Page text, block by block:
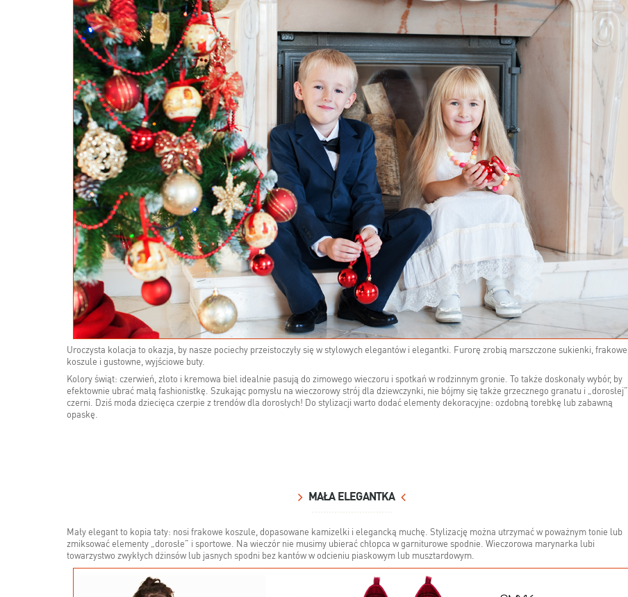
Uroczysta kolacja to okazja, by nasze pociechy przeistoczyły się w stylowych elegantów i elegantki. Furorę zrobią marszczone sukienki, frakowe
koszule i gustowne, wyjściowe buty.
Kolory świąt: czerwień, złoto i kremowa biel idealnie pasują do zimowego wieczoru i spotkań w rodzinnym gronie. To także doskonały wybór, by
efektownie ubrać małą fashionistkę. Szukając pomysłu na wieczorowy strój dla dziewczynki, nie bójmy się także grzecznego granatu i „dorosłej”
czerni. Dziś moda dziecięca czerpie z trendów dla dorosłych! Do stylizacji warto dodać elementy dekoracyjne: ozdobną torebkę lub zabawną
opaskę.
MAŁA ELEGANTKA
Mały elegant to kopia taty: nosi frakowe koszule, dopasowane kamizelki i elegancką muchę. Stylizację można utrzymać w poważnym tonie lub
zmiksować elementy „dorosłe” i sportowe. Na wieczór nie musimy ubierać chłopca w garniturowe spodnie. Wieczorowa marynarka lubi
towarzystwo zwykłych dżinsów lub jasnych spodni bez kantów w odcieniu piaskowym lub musztardowym.